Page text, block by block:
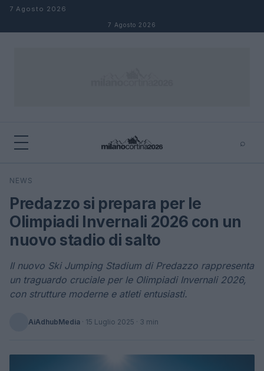
Salta al contenuto
7 Agosto 2026
7 Agosto 2026
⌕
Cerca
NEWS
Predazzo si prepara per le
Olimpiadi Invernali 2026 con un
nuovo stadio di salto
Il nuovo Ski Jumping Stadium di Predazzo rappresenta
un traguardo cruciale per le Olimpiadi Invernali 2026,
con strutture moderne e atleti entusiasti.
AiAdhubMedia · 15 Luglio 2025 · 3 min